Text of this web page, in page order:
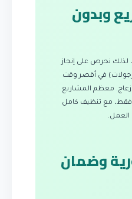
وبدون
لذلك نحرص على إنجاز
في أقصر وقت
معظم المشاريع
خلال 1-3 أيام فقط، مع تنظيف كامل
العمل.
وضمان